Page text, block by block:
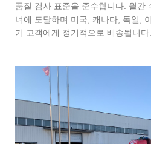
품질 검사 표준을 준수합니다. 월간
너에 도달하며 미국, 캐나다, 독일,
기 고객에게 정기적으로 배송됩니다.